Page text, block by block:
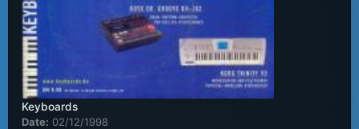
Keyboards
Date: 02/12/1998